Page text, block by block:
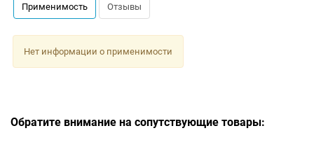
Применимость Отзывы
Нет информации о применимости
Обратите внимание на сопутствующие товары: